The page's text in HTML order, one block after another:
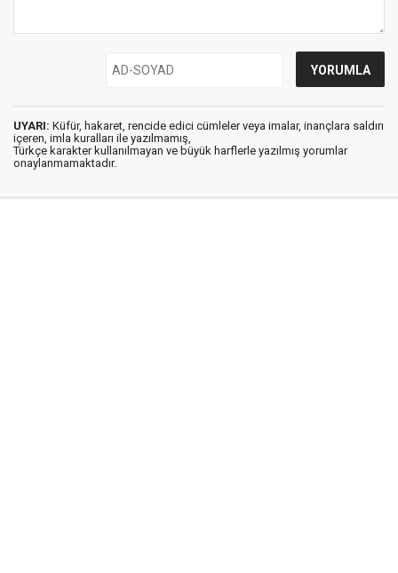
UYARI: Küfür, hakaret, rencide edici cümleler veya imalar, inançlara saldırı
içeren, imla kuralları ile yazılmamış,
Türkçe karakter kullanılmayan ve büyük harflerle yazılmış yorumlar
onaylanmamaktadır.